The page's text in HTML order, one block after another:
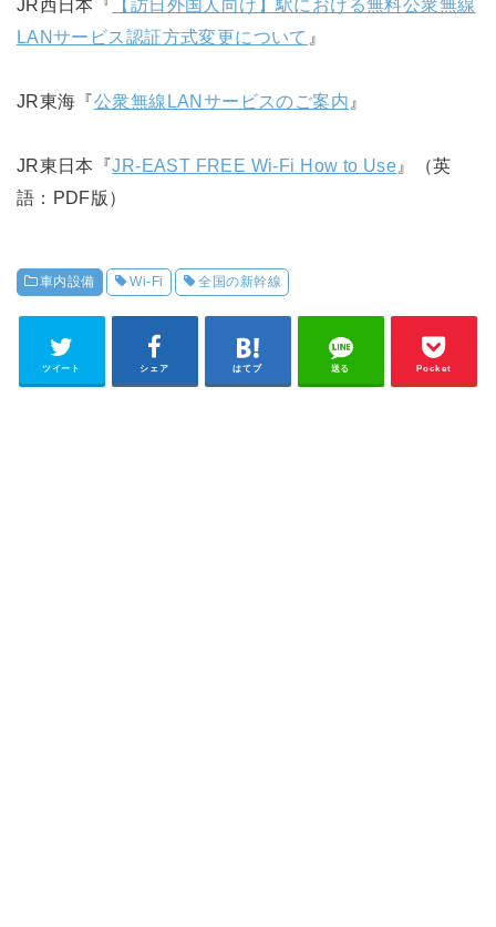
JR西日本『
【訪日外国人向け】駅における無料公衆無線
LANサービス認証方式変更について 』
JR東海『公衆無線LANサービスのご案内 』
JR東日本『JR-EAST FREE Wi-Fi How to Use 』（英
語：PDF版）
車内設備 Wi-Fi 全国の新幹線
ツイート シェア はてブ 送る Pocket